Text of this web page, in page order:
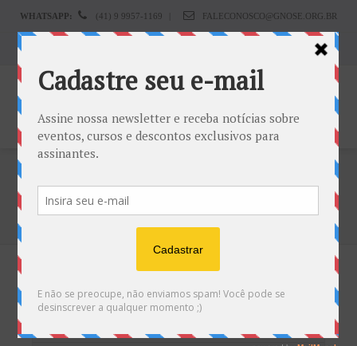
WHATSAPP: (41) 9 9957-1169 FALECONOSCO@GNOSE.ORG.BR
Home Blog Os Mistérios Sexuais da Gnose